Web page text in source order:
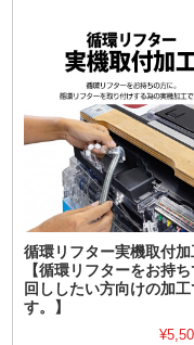
循環リフター実機取付
【循環リフターをお持
回ししたい方向けの加工
す。】